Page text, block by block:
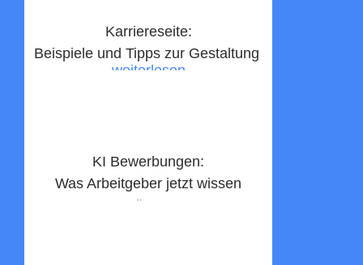
Karriereseite:
Beispiele und Tipps zur Gestaltung ​
weiterlesen
KI Bewerbungen:
Was Arbeitgeber jetzt wissen
müssen